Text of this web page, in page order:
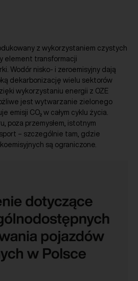
z wykorzystaniem czystych
element transformacji
Wodór nisko- i zeroemisyjny dają
dekarbonizację wielu sektorów
wykorzystaniu energii z OZE
jest wytwarzanie zielonego
emisji CO₂ w całym cyklu życia.
poza przemysłem, istotnym
– szczególnie tam, gdzie
są ograniczone.